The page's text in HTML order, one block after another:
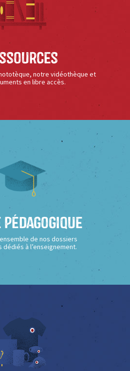
notre vidéothèque et
en libre accès.
Pédagogique
de nos dossiers
dédiés à l’enseignement.